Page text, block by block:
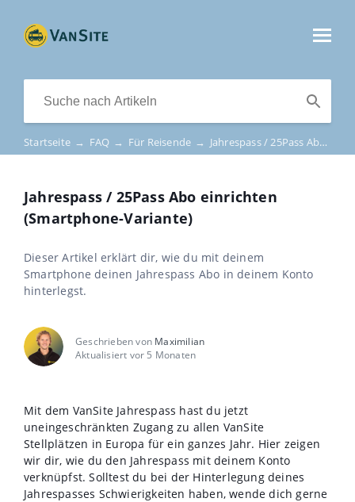
Startseite → FAQ → Für Reisende → Jahrespass / 25Pass Abo einrichten (Smartphone-Variante)
Jahrespass / 25Pass Abo einrichten
(Smartphone-Variante)
Dieser Artikel erklärt dir, wie du mit deinem
Smartphone deinen Jahrespass Abo in deinem Konto
hinterlegst.
Geschrieben von Maximilian
Aktualisiert vor 5 Monaten
Mit dem VanSite Jahrespass hast du jetzt
uneingeschränkten Zugang zu allen VanSite
Stellplätzen in Europa für ein ganzes Jahr. Hier zeigen
wir dir, wie du den Jahrespass mit deinem Konto
verknüpfst. Solltest du bei der Hinterlegung deines
Jahrespasses Schwierigkeiten haben, wende dich gerne